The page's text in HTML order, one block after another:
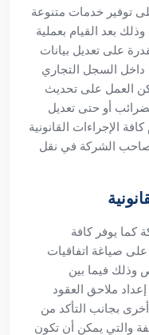
توفير خدمات متنوعة
بعد القيام بعملية
على تعديل بيانات
السجل التجاري
العمل على تحديث
أو حتى تعديل
الإجراءات القانونية
الشركة في نقل
كما يوفر كافة
صياغة اتفاقيات
وذلك فيما بين
ملاحق العقود
بجانب التأكد من
والتي يمكن أن تكون